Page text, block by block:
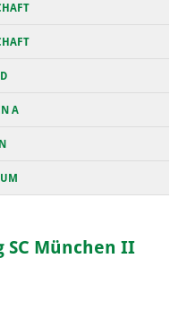
A
SC München II